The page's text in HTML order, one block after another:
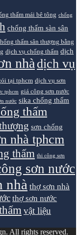
thấm mái bê tông chống
chống thấm sàn sân
thấm sân thượng bằng
dịch vụ chống thấm dịch
nhà dịch vụ
tại tphcm dịch vụ sơn
tphcm giá công sơn nước
nước sika chống thấm
thấm
sơn chống
nhà tphcm
thấm thi công sơn
sơn nước
nhà thợ sơn nhà
thợ sơn nước
vật liệu
All rights reserved.